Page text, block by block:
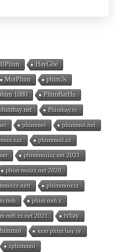
HayGhe
MotPhim phim3s
1080 PhimBatHu
Phimhay.tv
phimmoi phimmoi.net
phimmoii.zz
phimmoiizz.net 2021
phim moizz.net 2020
phimmoizzz
mới phim mới z
mới zz.net 2021 tvhay
xem phim hay tv
zphimmoi